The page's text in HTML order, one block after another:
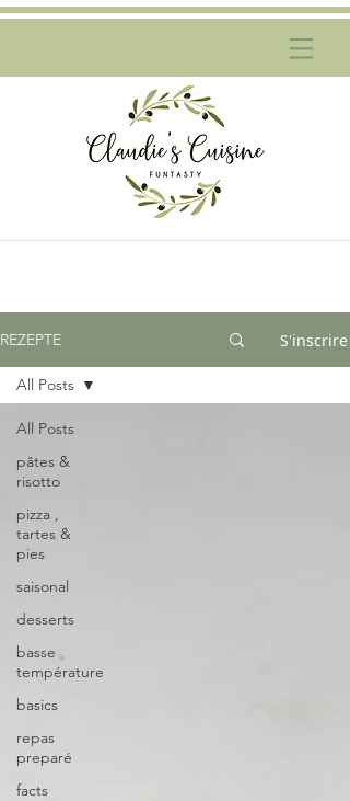
REZEPTE S'inscrire
All Posts
pâtes &
risotto
pizza ,
tartes &
pies
saisonal
desserts
basse
température
basics
repas
preparé
facts
All Posts